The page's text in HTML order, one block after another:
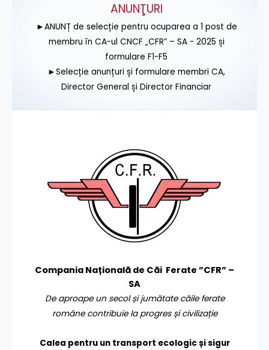
ANUNŢURI
►ANUNȚ de selecție pentru ocuparea a 1 post de
membru în CA-ul CNCF „CFR” – SA - 2025 și
formulare F1-F5
►Selecție anunțuri și formulare membri CA,
Director General și Director Financiar
Compania Națională de Căi Ferate ”CFR” –
SA
De aproape un secol și jumătate căile ferate
române contribuie la progres și civilizație
Calea pentru un transport ecologic și sigur